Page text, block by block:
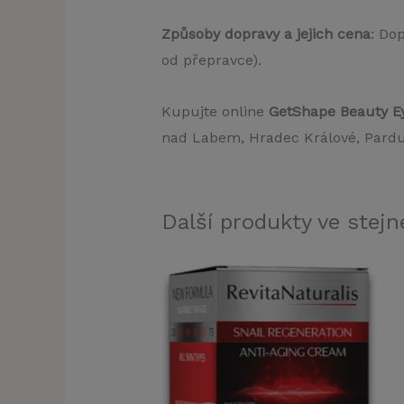
Způsoby dopravy a jejich cena:
od přepravce).
Kupujte online GetShape Beauty
nad Labem, Hradec Králové,
Další produkty ve